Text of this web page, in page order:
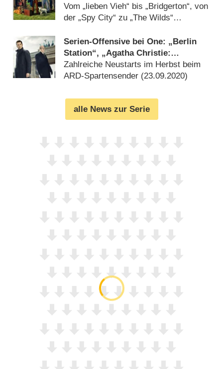
Vom „lieben Vieh“ bis „Bridgerton“, von
der „Spy City“ zu „The Wilds“
Serien-Offensive bei One: „Berlin
Station“, „Agatha Christie:
Mörderische Spiele“, „Kommissar
Bäckström“ und mehr
Zahlreiche Neustarts im Herbst beim
ARD-Spartensender (23.09.2020)
alle News zur Serie